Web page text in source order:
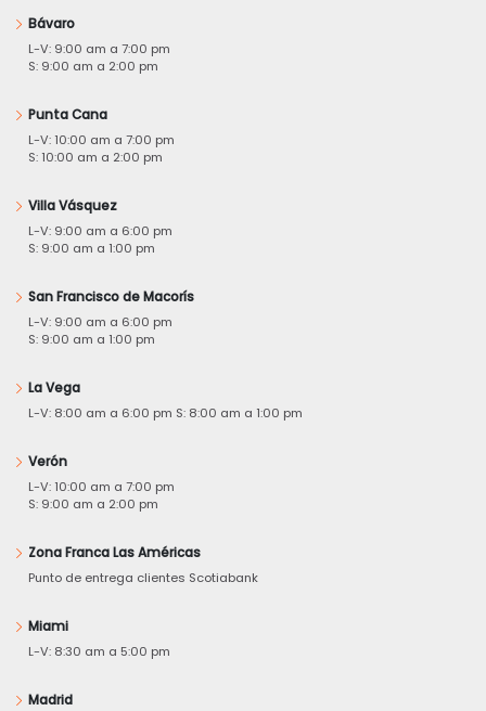
Bávaro
L-V: 9:00 am a 7:00 pm
S: 9:00 am a 2:00 pm
Punta Cana
L-V: 10:00 am a 7:00 pm
S: 10:00 am a 2:00 pm
Villa Vásquez
L-V: 9:00 am a 6:00 pm
S: 9:00 am a 1:00 pm
San Francisco de Macorís
L-V: 9:00 am a 6:00 pm
S: 9:00 am a 1:00 pm
La Vega
L-V: 8:00 am a 6:00 pm S: 8:00 am a 1:00 pm
Verón
L-V: 10:00 am a 7:00 pm
S: 9:00 am a 2:00 pm
Zona Franca Las Américas
Punto de entrega clientes Scotiabank
Miami
L-V: 8:30 am a 5:00 pm
Madrid